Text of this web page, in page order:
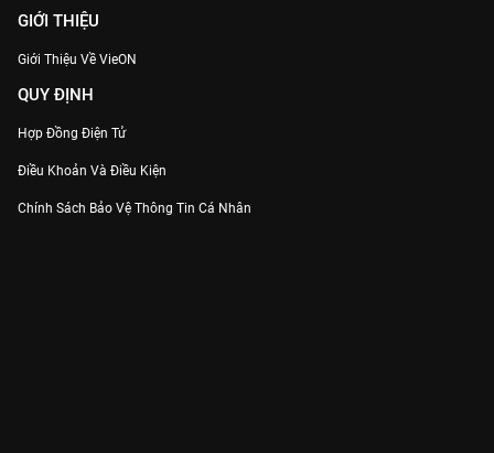
GIỚI THIỆU
Giới Thiệu Về VieON
QUY ĐỊNH
Hợp Đồng Điện Tử
Điều Khoản Và Điều Kiện
Chính Sách Bảo Vệ Thông Tin Cá Nhân